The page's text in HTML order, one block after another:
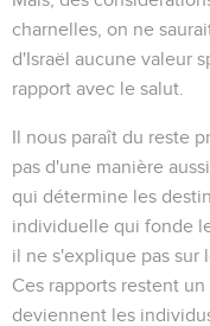
charnelles, on ne
d'Israël aucune valeur
rapport avec le salut.
Il nous paraît du reste
pas d'une manière
qui détermine les
individuelle qui fonde
il ne s'explique pas sur
Ces rapports restent
deviennent les